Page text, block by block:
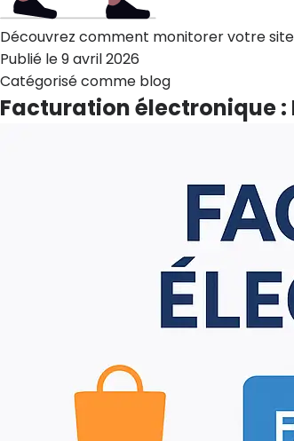
Découvrez comment monitorer votre
Publié le9 avril 2026
Catégorisé comme blog
Facturation électronique